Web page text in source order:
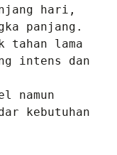
hari,
panjang.
tahan lama
intens dan
namun
kebutuhan